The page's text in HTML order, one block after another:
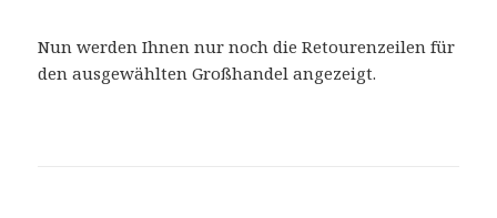
Nun werden Ihnen nur noch die Retourenzeilen für
den ausgewählten Großhandel angezeigt.